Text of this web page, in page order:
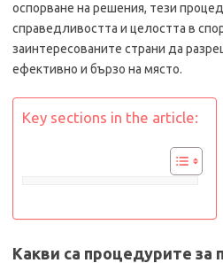
оспорване на решения, тези
справедливостта и целостта в
заинтересованите страни да
ефективно и бързо на място.
Key sections in the article:
Какви са процедурите за